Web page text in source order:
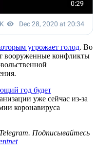
угрожает голод. Во
вооруженные конфликты
год будет
уже сейчас из-за
коронавируса
Подписывайтесь